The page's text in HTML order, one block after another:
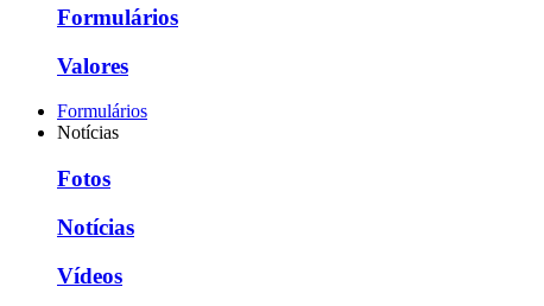
Formulários
Valores
Formulários
Notícias
Fotos
Notícias
Vídeos